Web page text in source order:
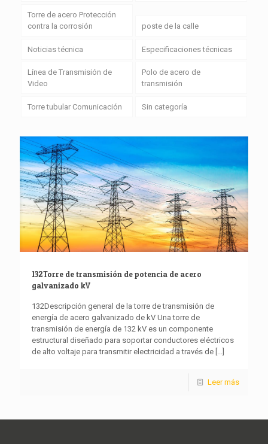
Torre de acero Protección
contra la corrosión
poste de la calle
Noticias técnica Especificaciones técnicas
Línea de Transmisión de
Video
Polo de acero de
transmisión
Torre tubular Comunicación Sin categoría
132Torre de transmisión de potencia de acero
galvanizado kV
132Descripción general de la torre de transmisión de
energía de acero galvanizado de kV Una torre de
transmisión de energía de 132 kV es un componente
estructural diseñado para soportar conductores eléctricos
de alto voltaje para transmitir electricidad a través de [...]
Leer más